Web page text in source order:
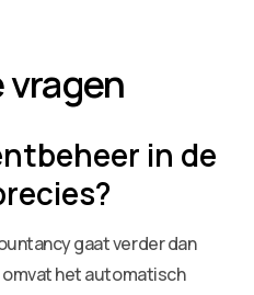
in de
gaat verder dan
het automatisch